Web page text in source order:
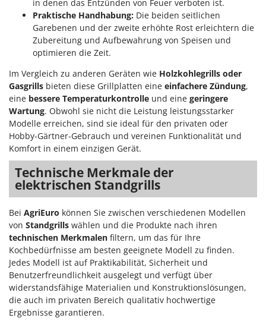
Sichelmähwerke für Traktoren
Sichelmulcher für Traktoren
Sortierer für Oliven
Sprühgeräte für Pflanzenbehandlung
Stäubegeräte für Traktor
Staubsauger - Elektrobesen
T
Teppichreiniger und Teppichbodenreiniger
Thermische und mechanische Unkrautbrenner
Tomatenpressen
Tragbare Powerstationen
Traktor-Heckenscheren mit Ausleger
U
Umfüllpumpen
Umkehrfräsen
V
Vakuumiergeräte
Vertikutierer
Idromatic
Il-Tec
Imperia
Infaco
Intec
Intex
Iseki
Italyco
ITM
J JOLLY ITALIA
K
KAAZ
Karcher
Kasco
Kemper
Kenwood
in denen das Entzünden von Feuer verboten ist.
Praktische Handhabung: Die beiden seitlichen
Garebenen und der zweite erhöhte Rost erleichtern die
Zubereitung und Aufbewahrung von Speisen und
optimieren die Zeit.
Im Vergleich zu anderen Geräten wie Holzkohlegrills oder
Gasgrills bieten diese Grillplatten eine einfachere Zündung,
eine bessere Temperaturkontrolle und eine geringere
Wartung. Obwohl sie nicht die Leistung leistungsstarker
Modelle erreichen, sind sie ideal für den privaten oder
Hobby-Gärtner-Gebrauch und vereinen Funktionalität und
Komfort in einem einzigen Gerät.
Technische Merkmale der
elektrischen Standgrills
Bei AgriEuro können Sie zwischen verschiedenen Modellen
von Standgrills wählen und die Produkte nach ihren
technischen Merkmalen filtern, um das für Ihre
Kochbedürfnisse am besten geeignete Modell zu finden.
Jedes Modell ist auf Praktikabilität, Sicherheit und
Benutzerfreundlichkeit ausgelegt und verfügt über
widerstandsfähige Materialien und Konstruktionslösungen,
die auch im privaten Bereich qualitativ hochwertige
Ergebnisse garantieren.